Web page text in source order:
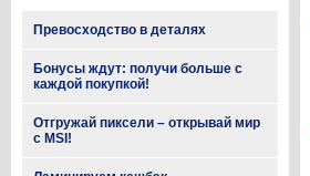
Превосходство в деталях
Бонусы ждут: получи больше с
каждой покупкой!
Отгружай пиксели – открывай мир
с MSI!